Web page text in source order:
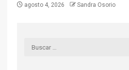
agosto 4, 2026 Sandra Osorio